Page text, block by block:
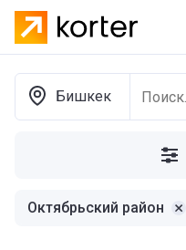
Бишкек
Октябрьский район